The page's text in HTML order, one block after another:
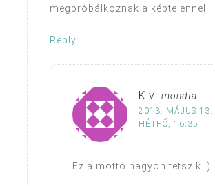
megpróbálkoznak a képtelennel.
Reply
Kivi mondta
2013. MÁJUS 13.,
HÉTFŐ, 16:35
Ez a mottó nagyon tetszik :)